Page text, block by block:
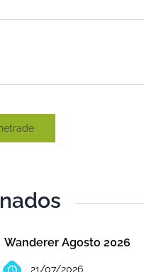
Wanderer Agosto 2026
21/07/2026